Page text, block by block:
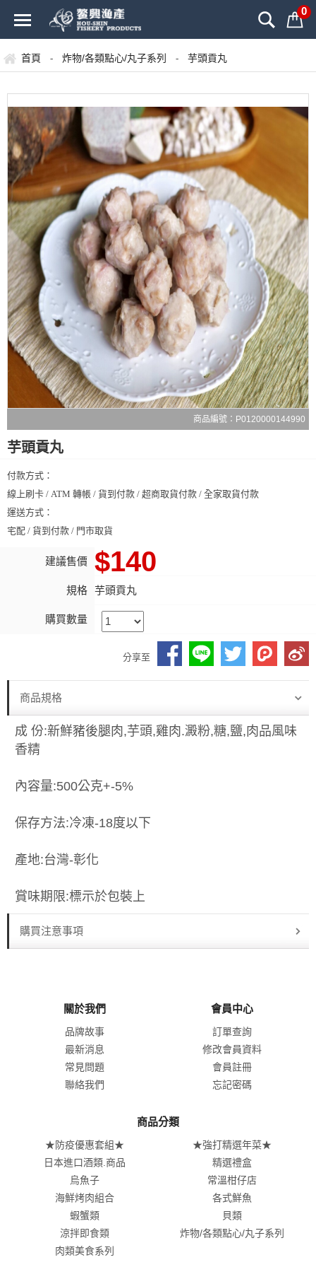
0
首頁 - 炸物/各類點心/丸子系列 - 芋頭貢丸
商品編號：P0120000144990
芋頭貢丸
付款方式：
線上刷卡 / ATM 轉帳 / 貨到付款 / 超商取貨付款 / 全家取貨付款
運送方式：
宅配 / 貨到付款 / 門市取貨
建議售價 $140
規格 芋頭貢丸
購買數量
分享至
商品規格
成 份:新鮮豬後腿肉,芋頭,雞肉.澱粉,糖,鹽,肉品風味
香精
內容量:500公克+-5%
保存方法:冷凍-18度以下
產地:台灣-彰化
賞味期限:標示於包裝上
購買注意事項
關於我們
品牌故事
最新消息
常見問題
聯絡我們
會員中心
訂單查詢
修改會員資料
會員註冊
忘記密碼
商品分類
★防疫優惠套組★
★強打精選年菜★
日本進口酒類.商品
精選禮盒
烏魚子
常溫柑仔店
海鮮烤肉組合
各式鮮魚
蝦蟹類
貝類
涼拌即食類
炸物/各類點心/丸子系列
肉類美食系列